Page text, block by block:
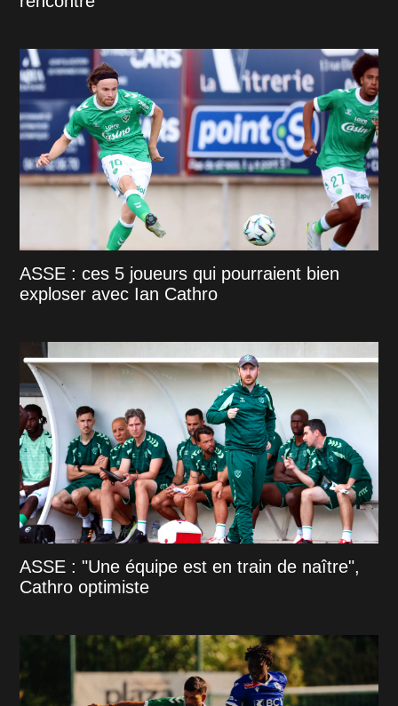
ASSE : ces 5 joueurs qui pourraient bien
exploser avec Ian Cathro
ASSE : "Une équipe est en train de naître",
Cathro optimiste